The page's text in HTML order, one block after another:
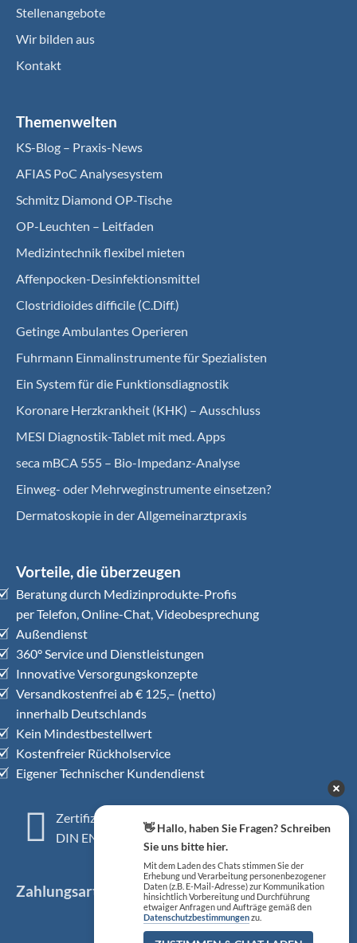
Stellenangebote
Wir bilden aus
Kontakt
Themenwelten
KS-Blog – Praxis-News
AFIAS PoC Analysesystem
Schmitz Diamond OP-Tische
OP-Leuchten – Leitfaden
Medizintechnik flexibel mieten
Affenpocken-Desinfektionsmittel
Clostridioides difficile (C.Diff.)
Getinge Ambulantes Operieren
Fuhrmann Einmalinstrumente für Spezialisten
Ein System für die Funktionsdiagnostik
Koro­nare Herz­krank­heit (KHK) – Ausschluss
MESI Diagnostik-Tablet mit med. Apps
seca mBCA 555 – Bio-Impedanz-Analyse
Einweg- oder Mehrweginstrumente einsetzen?
Dermatoskopie in der Allgemeinarztpraxis
Vorteile, die überzeugen
Beratung durch Medizinprodukte-Profis
per Telefon, Online-Chat, Videobesprechung
Außendienst
360° Service und Dienstleistungen
Innovative Versorgungskonzepte
Versandkostenfrei ab € 125,– (netto)
innerhalb Deutschlands
Kein Mindestbestellwert
Kostenfreier Rückholservice
Eigener Technischer Kundendienst
Zertifiziertes QM-System
DIN EN ISO 13485
Zahlungsarten
👋 Hallo, haben Sie Fragen? Schreiben
Sie uns bitte hier.
Mit dem Laden des Chats stimmen Sie der
Erhebung und Verarbeitung personenbezogener
Daten (z.B. E-Mail-Adresse) zur Kommunikation
hinsichtlich Vorbereitung und Durchführung
etwaiger Anfragen und Aufträge gemäß den
Datenschutzbestimmungenzu.